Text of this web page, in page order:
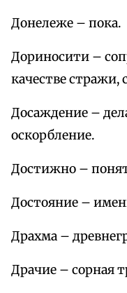
Донележе – пока.
Дориносити –
качестве стражи,
Досаждение –
оскорбление.
Достижно –
Достояние –
Драхма –
Драчие – сорная